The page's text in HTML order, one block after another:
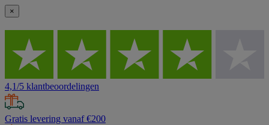
×
4,1/5 klantbeoordelingen
Gratis levering vanaf €200